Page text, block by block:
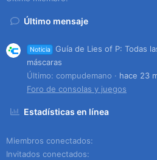
Último mensaje
Noticia
Guía de Lies of P: Todas
máscaras
Último: compudemano
hace 23
Foro de consolas y juegos
Estadísticas en línea
Miembros conectados
Invitados conectados